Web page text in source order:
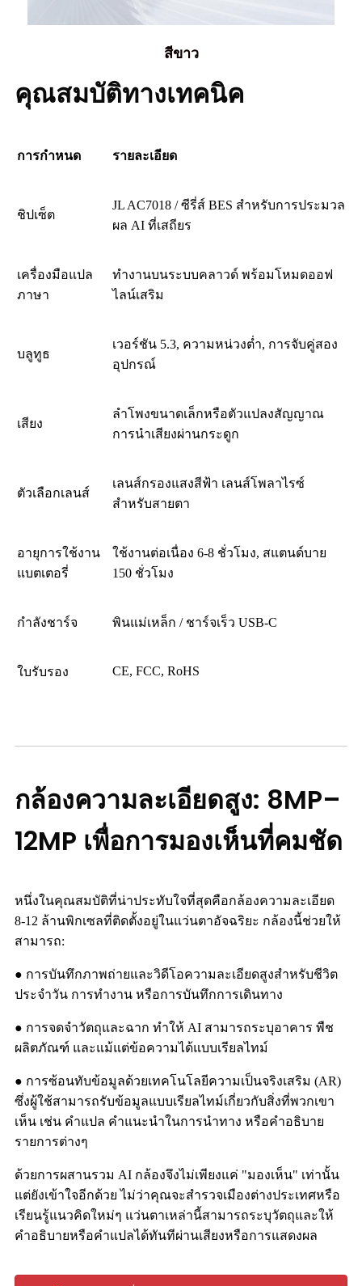
สีขาว
คุณสมบัติทางเทคนิค
การกำหนด รายละเอียด
ชิปเซ็ต
JL AC7018 / ซีรี่ส์ BES สำหรับการประมวล
ผล AI ที่เสถียร
เครื่องมือแปล
ภาษา
ทำงานบนระบบคลาวด์ พร้อมโหมดออฟ
ไลน์เสริม
บลูทูธ
เวอร์ชัน 5.3, ความหน่วงต่ำ, การจับคู่สอง
อุปกรณ์
เสียง
ลำโพงขนาดเล็กหรือตัวแปลงสัญญาณ
การนำเสียงผ่านกระดูก
ตัวเลือกเลนส์
เลนส์กรองแสงสีฟ้า เลนส์โพลาไรซ์
สำหรับสายตา
อายุการใช้งาน
แบตเตอรี่
ใช้งานต่อเนื่อง 6-8 ชั่วโมง, สแตนด์บาย
150 ชั่วโมง
กำลังชาร์จ พินแม่เหล็ก / ชาร์จเร็ว USB-C
ใบรับรอง CE, FCC, RoHS
กล้องความละเอียดสูง: 8MP–
12MP เพื่อการมองเห็นที่คมชัด
หนึ่งในคุณสมบัติที่น่าประทับใจที่สุดคือกล้องความละเอียด
8-12 ล้านพิกเซลที่ติดตั้งอยู่ในแว่นตาอัจฉริยะ กล้องนี้ช่วยให้
สามารถ:
● การบันทึกภาพถ่ายและวิดีโอความละเอียดสูงสำหรับชีวิต
ประจำวัน การทำงาน หรือการบันทึกการเดินทาง
● การจดจำวัตถุและฉาก ทำให้ AI สามารถระบุอาคาร พืช
ผลิตภัณฑ์ และแม้แต่ข้อความได้แบบเรียลไทม์
● การซ้อนทับข้อมูลด้วยเทคโนโลยีความเป็นจริงเสริม (AR)
ซึ่งผู้ใช้สามารถรับข้อมูลแบบเรียลไทม์เกี่ยวกับสิ่งที่พวกเขา
เห็น เช่น คำแปล คำแนะนำในการนำทาง หรือคำอธิบาย
รายการต่างๆ
ด้วยการผสานรวม AI กล้องจึงไม่เพียงแค่ "มองเห็น" เท่านั้น
แต่ยังเข้าใจอีกด้วย ไม่ว่าคุณจะสำรวจเมืองต่างประเทศหรือ
เรียนรู้แนวคิดใหม่ๆ แว่นตาเหล่านี้สามารถระบุวัตถุและให้
คำอธิบายหรือคำแปลได้ทันทีผ่านเสียงหรือการแสดงผล